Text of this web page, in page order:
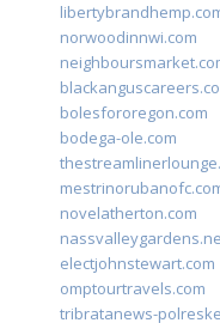
norwoodinnwi.com
bolesfororegon.com
bodega-ole.com
novelatherton.com
electjohnstewart.com
omptourtravels.com
tribratanews-